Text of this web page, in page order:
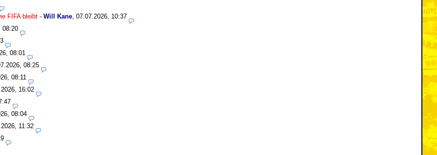
FIFA bleibt - Will Kane, 07.07.2026, 10:37
08:20
08:01
08:25
08:11
16:02
08:04
11:32